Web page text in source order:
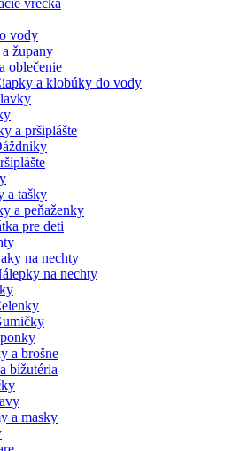
vrecká
vody
župany
oblečenie
a klobúky do vody
a pršiplášte
a tašky
a peňaženky
pre deti
na nechty
na nechty
a brošne
bižutéria
a masky